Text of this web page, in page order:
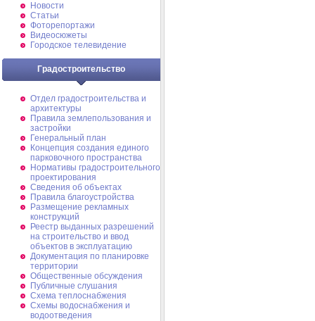
Новости
Статьи
Фоторепортажи
Видеосюжеты
Городское телевидение
Градостроительство
Отдел градостроительства и
архитектуры
Правила землепользования и
застройки
Генеральный план
Концепция создания единого
парковочного пространства
Нормативы градостроительного
проектирования
Сведения об объектах
Правила благоустройства
Размещение рекламных
конструкций
Реестр выданных разрешений
на строительство и ввод
объектов в эксплуатацию
Документация по планировке
территории
Общественные обсуждения
Публичные слушания
Схема теплоснабжения
Схемы водоснабжения и
водоотведения